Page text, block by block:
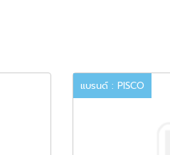
แบรนด์ : PISCO